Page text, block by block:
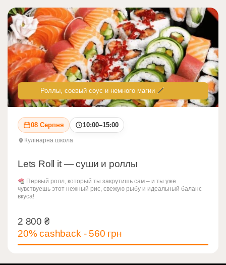
Роллы, соевый соус и немного магии
08 Серпня 10:00–15:00
Кулінарна школа
Lets Roll it — суши и роллы
Первый ролл, который ты закрутишь сам – и ты уже
чувствуешь этот нежный рис, свежую рыбу и идеальный баланс
вкуса!
2 800 ₴
20% cashback - 560 грн
2 800 ₴